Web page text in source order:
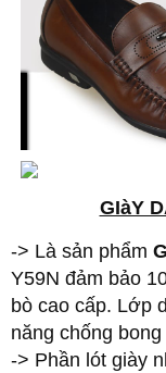
GIàY
-> Là sản phẩm
Y59N đảm bảo
bò cao cấp. Lớp
năng chống
-> Phần lót giày